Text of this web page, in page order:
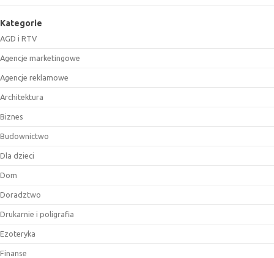
Kategorie
AGD i RTV
Agencje marketingowe
Agencje reklamowe
Architektura
Biznes
Budownictwo
Dla dzieci
Dom
Doradztwo
Drukarnie i poligrafia
Ezoteryka
Finanse